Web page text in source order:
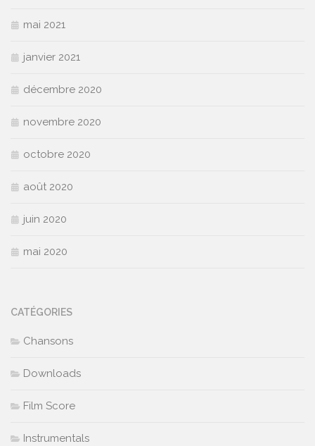
mai 2021
janvier 2021
décembre 2020
novembre 2020
octobre 2020
août 2020
juin 2020
mai 2020
CATÉGORIES
Chansons
Downloads
Film Score
Instrumentals